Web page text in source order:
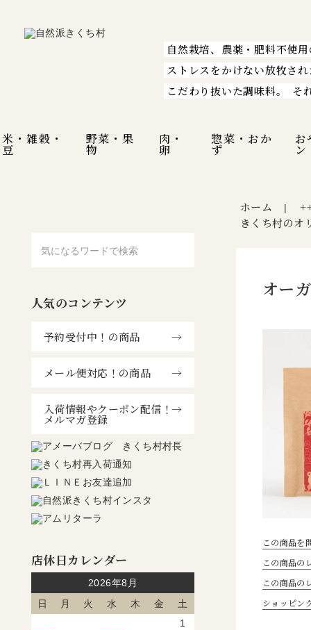
自然栽培、農薬・肥料不使
ストレスをかけない放牧さ
こだわり抜いた調味料。
そ
米・雑穀・
豆
野菜・果
物
肉・
卵
惣菜・おか
ず
お
ン
ホーム |
きくち村のオ
オー
この商品を
この商品の
この商品の
ショッピン
人気のコンテンツ
予約受付中！の商品
メール便対応！の商品
入荷情報やクーポン配信！
メルマガ登録
店休日カレンダー
2026年8月
日
月 火 水 木 金
土
1